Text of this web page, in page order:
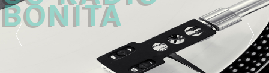
SU RADIO
BONITA